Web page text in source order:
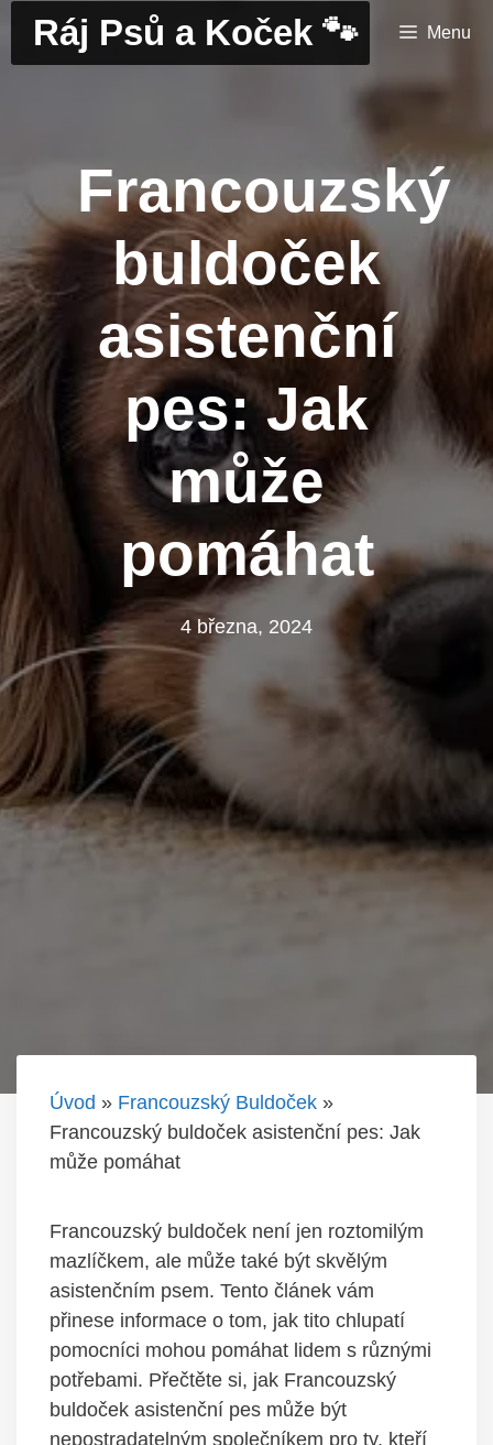
PřeskočitRáj Psů a Koček 🐾 Menu
Francouzský
buldoček
asistenční
pes: Jak
může
pomáhat
4 března, 2024
Úvod » Francouzský Buldoček »
Francouzský buldoček asistenční pes: Jak
může pomáhat
Francouzský buldoček není jen roztomilým
mazlíčkem, ale může také být skvělým
asistenčním psem. Tento článek vám
přinese informace o tom, jak tito chlupatí
pomocníci mohou pomáhat lidem s různými
potřebami. Přečtěte si, jak Francouzský
buldoček asistenční pes může být
nepostradatelným společníkem pro ty, kteří